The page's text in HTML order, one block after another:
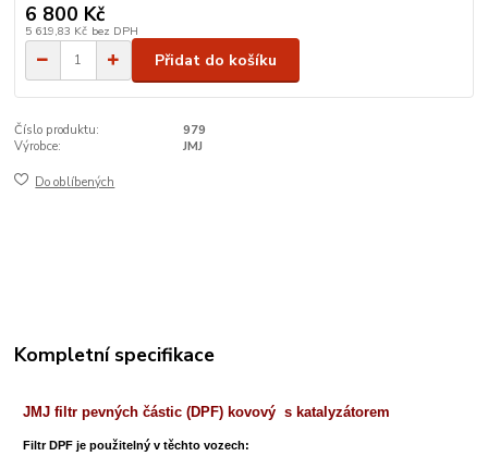
6 800 Kč
5 619,83 Kč bez DPH
Přidat do košíku
Číslo produktu:
979
Výrobce:
JMJ
Do oblíbených
Kompletní specifikace
JMJ filtr pevných částic (DPF) kovový s katalyzátorem
Filtr DPF je použitelný v těchto vozech: